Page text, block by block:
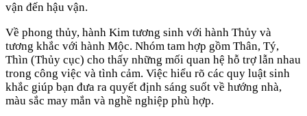
vận đến hậu vận.
Về phong thủy, hành Kim tương sinh với hành Thủy và
tương khắc với hành Mộc. Nhóm tam hợp gồm Thân, Tý,
Thìn (Thủy cục) cho thấy những mối quan hệ hỗ trợ lẫn nhau
trong công việc và tình cảm. Việc hiểu rõ các quy luật sinh
khắc giúp bạn đưa ra quyết định sáng suốt về hướng nhà,
màu sắc may mắn và nghề nghiệp phù hợp.